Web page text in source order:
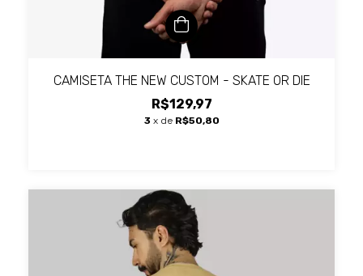
CAMISETA THE NEW CUSTOM - SKATE OR DIE
R$129,97
3 x de R$50,80